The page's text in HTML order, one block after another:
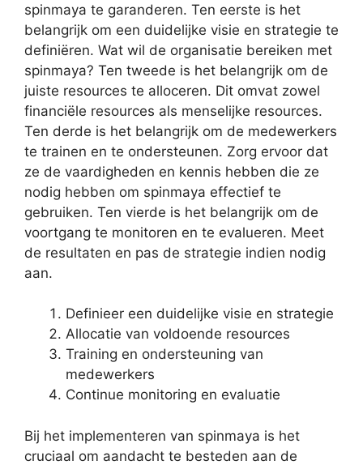
spinmaya te garanderen. Ten eerste is het
belangrijk om een duidelijke visie en strategie te
definiëren. Wat wil de organisatie bereiken met
spinmaya? Ten tweede is het belangrijk om de
juiste resources te alloceren. Dit omvat zowel
financiële resources als menselijke resources.
Ten derde is het belangrijk om de medewerkers
te trainen en te ondersteunen. Zorg ervoor dat
ze de vaardigheden en kennis hebben die ze
nodig hebben om spinmaya effectief te
gebruiken. Ten vierde is het belangrijk om de
voortgang te monitoren en te evalueren. Meet
de resultaten en pas de strategie indien nodig
aan.
Definieer een duidelijke visie en strategie
Allocatie van voldoende resources
Training en ondersteuning van
medewerkers
Continue monitoring en evaluatie
Bij het implementeren van spinmaya is het
cruciaal om aandacht te besteden aan de